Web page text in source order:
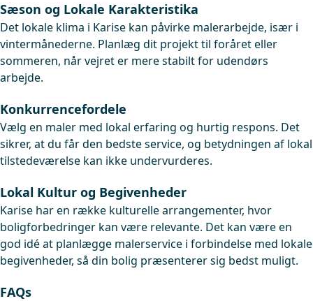
Sæson og Lokale Karakteristika
Det lokale klima i Karise kan påvirke malerarbejde, især i
vintermånederne. Planlæg dit projekt til foråret eller
sommeren, når vejret er mere stabilt for udendørs
arbejde.
Konkurrencefordele
Vælg en maler med lokal erfaring og hurtig respons. Det
sikrer, at du får den bedste service, og betydningen af lokal
tilstedeværelse kan ikke undervurderes.
Lokal Kultur og Begivenheder
Karise har en række kulturelle arrangementer, hvor
boligforbedringer kan være relevante. Det kan være en
god idé at planlægge malerservice i forbindelse med lokale
begivenheder, så din bolig præsenterer sig bedst muligt.
FAQs